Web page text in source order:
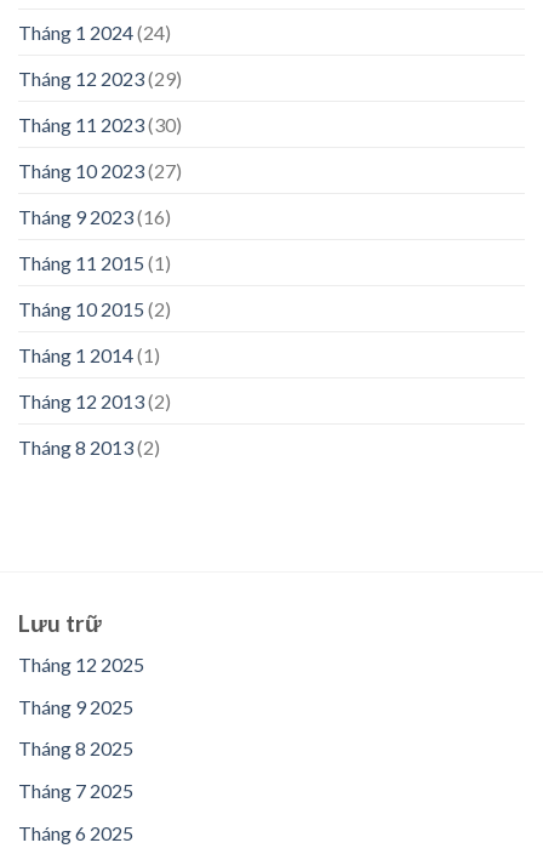
Tháng 1 2024(24)
Tháng 12 2023(29)
Tháng 11 2023(30)
Tháng 10 2023(27)
Tháng 9 2023(16)
Tháng 11 2015 (1)
Tháng 10 2015 (2)
Tháng 1 2014(1)
Tháng 12 2013(2)
Tháng 8 2013(2)
Lưu trữ
Tháng 12 2025
Tháng 9 2025
Tháng 8 2025
Tháng 7 2025
Tháng 6 2025